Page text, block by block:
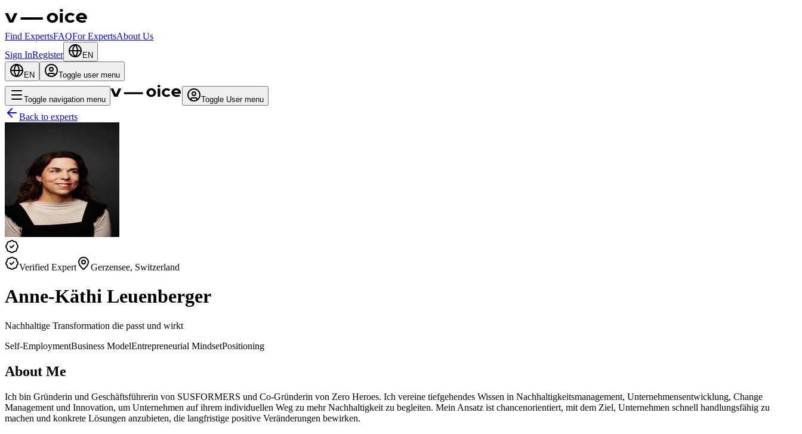
Find ExpertsFAQFor ExpertsAbout Us
Sign InRegister EN
EN Toggle user menu
Toggle navigation menu Toggle User menu
Back to experts
Verified Expert Gerzensee, Switzerland
Anne-Käthi Leuenberger
Nachhaltige Transformation die passt und wirkt
Self-EmploymentBusiness ModelEntrepreneurial MindsetPositioning
About Me
Ich bin Gründerin und Geschäftsführerin von SUSFORMERS und Co-Gründerin von Zero Heroes. Ich vereine tiefgehendes Wissen in Nachhaltigkeitsmanagement, Unternehmensentwicklung, Change
Management und Innovation, um Unternehmen auf ihrem individuellen Weg zu mehr Nachhaltigkeit zu begleiten. Mein Ansatz ist chancenorientiert, mit dem Ziel, Unternehmen schnell handlungsfähig zu
machen und konkrete Lösungen anzubieten, die langfristige positive Veränderungen bewirken.